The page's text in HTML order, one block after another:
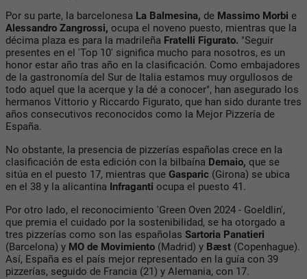
Por su parte, la barcelonesa La Balmesina, de Massimo Morbi e
Alessandro Zangrossi, ocupa el noveno puesto, mientras que la
décima plaza es para la madrileña Fratelli Figurato. "Seguir
presentes en el 'Top 10' significa mucho para nosotros, es un
honor estar año tras año en la clasificación. Como embajadores
de la gastronomía del Sur de Italia estamos muy orgullosos de
todo aquel que la acerque y la dé a conocer", han asegurado los
hermanos Vittorio y Riccardo Figurato, que han sido durante tres
años consecutivos reconocidos como la Mejor Pizzería de
España.
No obstante, la presencia de pizzerías españolas crece en la
clasificación de esta edición con la bilbaína Demaio, que se
sitúa en el puesto 17, mientras que Gasparic (Girona) se ubica
en el 38 y la alicantina Infraganti ocupa el puesto 41.
Por otro lado, el reconocimiento 'Green Oven 2024 - Goeldlin',
que premia el cuidado por la sostenibilidad, se ha otorgado a
tres pizzerías como son las españolas Sartoria Panatieri
(Barcelona) y MO de Movimiento (Madrid) y Bæst (Copenhague).
Así, España es el país mejor representado en la guía con 39
pizzerías, seguido de Francia (21) y Alemania, con 17.